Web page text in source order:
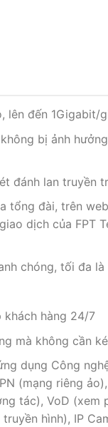
lên đến 1Gigabit/
bị ảnh
đánh lan truyền
tổng đài, trên
dịch của FPT
chóng, tối đa
khách hàng 24/7
mà không cần
dụng Công
(mạng riêng
tác), VoD (xem
hình), IP